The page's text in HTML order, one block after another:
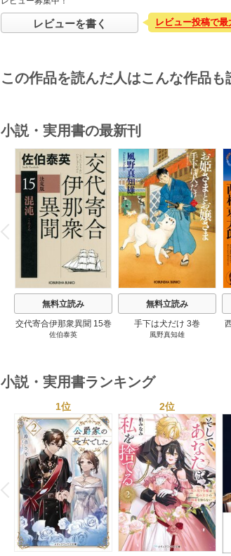
レビューを書く レビュー投稿で最
この作品を読んだ人はこんな作品も
小説・実用書の最新刊
P
r
e
i
o
u
s
無料立読み
交代寄合伊那衆異聞 15巻
佐伯泰英
無料立読み
手下は犬だけ 3巻
風野真知雄
小説・実用書ランキング
P
r
e
v
i
o
u
s
1位 2位